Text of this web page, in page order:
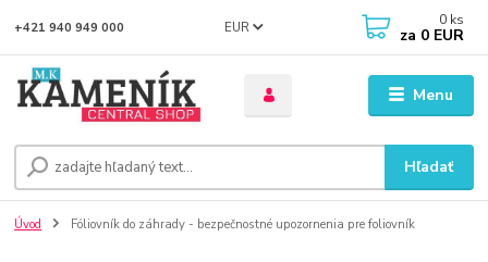
Menu
EUR
Hľadať
+421 940 949 000 0 ks
za 0 EUR
Úvod Fóliovník do záhrady - bezpečnostné upozornenia pre foliovník